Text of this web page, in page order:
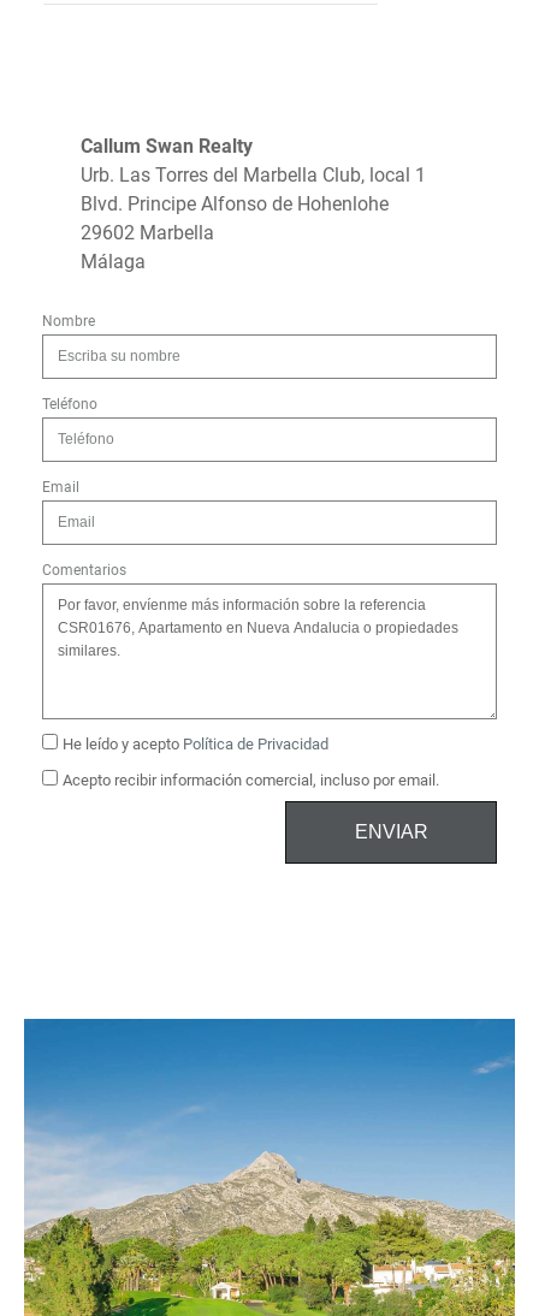
Callum Swan Realty
Urb. Las Torres del Marbella Club, local 1
Blvd. Principe Alfonso de Hohenlohe
29602 Marbella
Málaga
Nombre
Teléfono
Email
Comentarios
He leído y acepto Política de Privacidad
Acepto recibir información comercial, incluso por email.
ENVIAR